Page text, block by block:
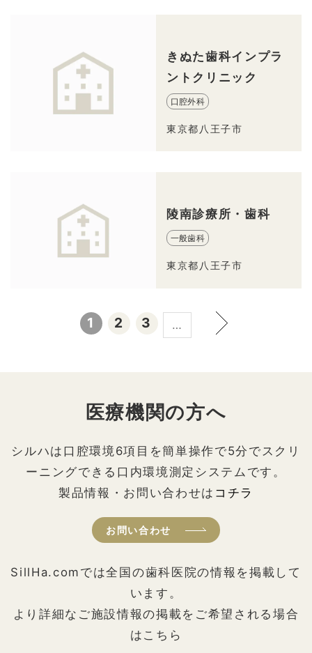
きぬた歯科インプラ
ントクリニック
口腔外科
東京都八王子市
陵南診療所・歯科
一般歯科
東京都八王子市
1 2 3 …
医療機関の方へ
シルハは口腔環境6項目を簡単操作で5分でスクリ
ーニングできる口内環境測定システムです。
製品情報・お問い合わせは コチラ
お問い合わせ
SillHa.comでは全国の歯科医院の情報を掲載して
います。
より詳細なご施設情報の掲載をご希望される場合
はこちら